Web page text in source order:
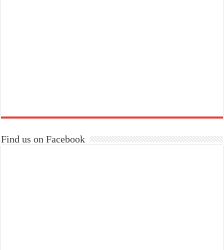
Find us on Facebook